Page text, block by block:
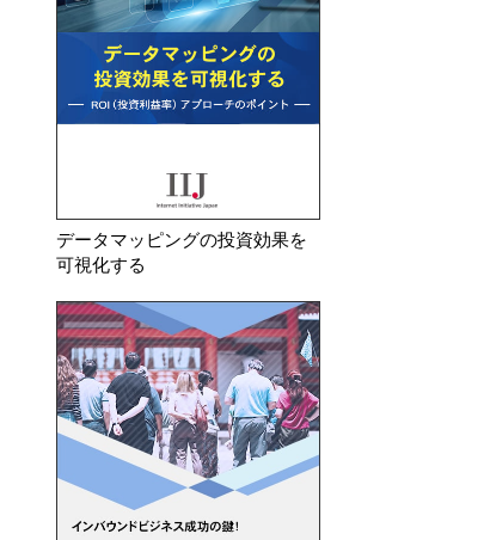
2026年 1月 5日
米国テキサス州 テキサス州民か
らの違法な情報取得について、テ
レビメーカー5社を提訴
2026年 6月 5日
米テキサス州 司
データマッピングの投資効果を
可視化する